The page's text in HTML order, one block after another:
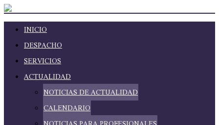
INICIO
DESPACHO
SERVICIOS
ACTUALIDAD
NOTICIAS DE ACTUALIDAD
CALENDARIO